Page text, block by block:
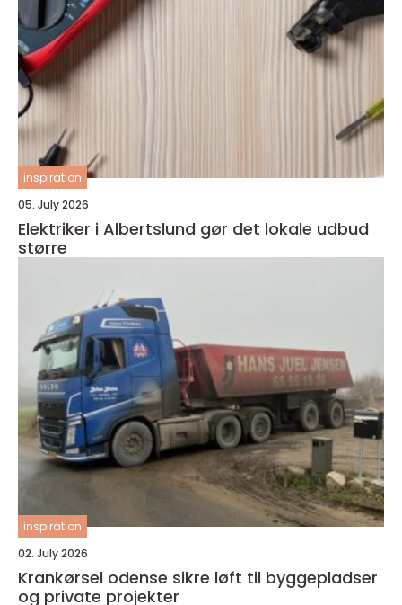
inspiration
05. July 2026
Elektriker i Albertslund gør det lokale udbud
større
inspiration
02. July 2026
Krankørsel odense sikre løft til byggepladser
og private projekter